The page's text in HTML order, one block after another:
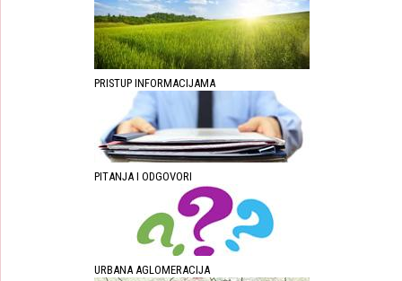
PRISTUP INFORMACIJAMA
PITANJA I ODGOVORI
URBANA AGLOMERACIJA